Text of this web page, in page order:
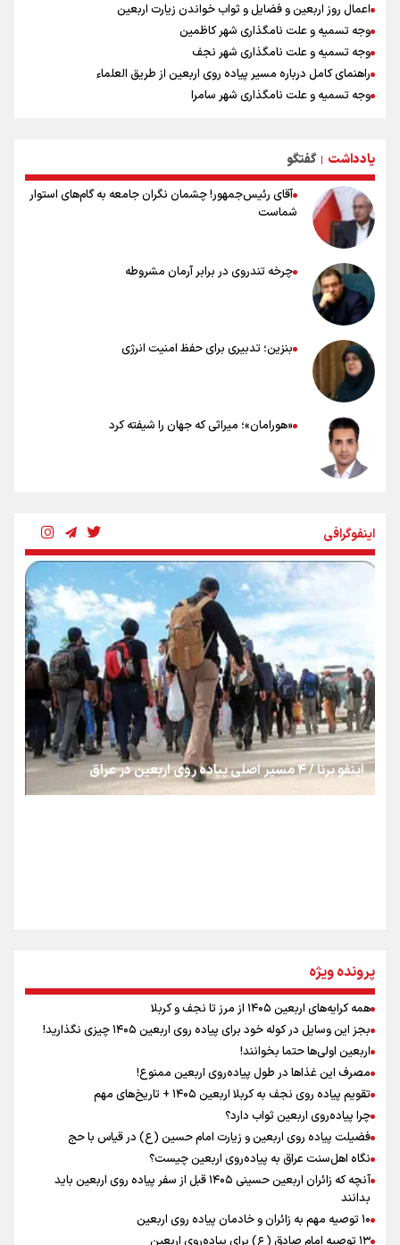
اعمال روز اربعین و فضایل و ثواب خواندن زیارت اربعین
وجه تسمیه و علت نامگذاری شهر کاظمین
وجه تسمیه و علت نامگذاری شهر نجف
راهنمای کامل درباره مسیر پیاده روی اربعین از طریق العلماء
وجه تسمیه و علت نامگذاری شهر سامرا
توصیه هایی مهم برای پیچ خوردگی پا در پیاده روی اربعین
یادداشت | گفتگو
آقای رئیس‌جمهور! چشمان نگران جامعه به گام‌های استوار
شماست
چرخه تندروی در برابر آرمان مشروطه
بنزین؛ تدبیری برای حفظ امنیت انرژی
«هورامان»؛ میراثی که جهان را شیفته کرد
رسانه ملی و حق مردم برای شنیدن صدای رئیس‌جمهوری
روایت ایران از کنار مردم
از طلوع خیابان‌ها تا غروب اشک
نگاه تمدنی رهبر شهید به فضای مجازی
رابطه کارگر و کارفرما در اندیشه رهبر شهید: از تضاد به
زوجیت
اینفوگرافی
اینفو برنا / ۴ مسیر اصلی پیاده روی اربعین در عراق
اینفو برنا / توصیه‌هایی طلایی برای پیاده روی اربعین
اینفو برنا / جدول کامل فاصله مرز شلمچه تا شهرهای زیارتی
پرونده ویژه
همه کرایه‌های اربعین ۱۴۰۵ از مرز تا نجف و کربلا
بجز این وسایل در کوله خود برای پیاده روی اربعین ۱۴۰۵ چیزی نگذارید!
اربعین اولی‌ها حتما بخوانند!
مصرف این غذاها در طول پیاده‌روی اربعین ممنوع!
تقویم پیاده روی نجف به کربلا اربعین ۱۴۰۵ + تاریخ‌های مهم
چرا پیاده‌روی اربعین ثواب دارد؟
فضیلت پیاده روی اربعین و زیارت امام حسین (ع) در قیاس با حج
نگاه اهل‌سنت عراق به پیاده‌روی اربعین چیست؟
آنچه که زائران اربعین حسینی ۱۴۰۵ قبل از سفر پیاده روی اربعین باید
بدانند
۱۰ توصیه مهم به زائران و خادمان پیاده روی اربعین